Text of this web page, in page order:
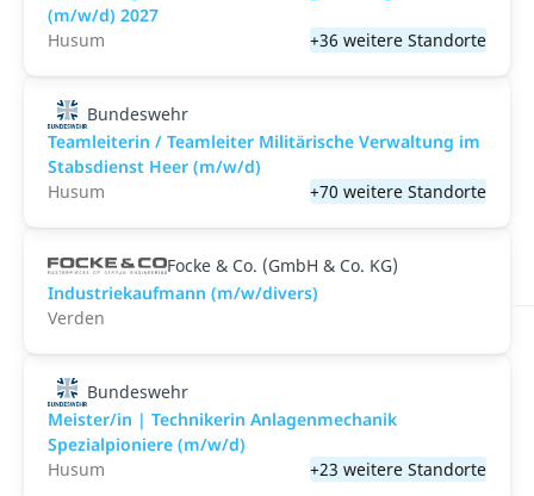
(m/w/d) 2027
Husum
+36 weitere Standorte
Bundeswehr
Teamleiterin / Teamleiter Militärische Verwaltung im
Stabsdienst Heer (m/w/d)
Husum
+70 weitere Standorte
Focke & Co. (GmbH & Co. KG)
Industriekaufmann (m/w/divers)
Verden
Bundeswehr
Meister/in | Technikerin Anlagenmechanik
Spezialpioniere (m/w/d)
Husum
+23 weitere Standorte